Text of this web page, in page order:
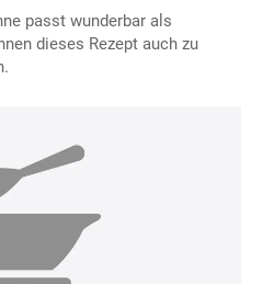
passt wunderbar als
dieses Rezept auch zu